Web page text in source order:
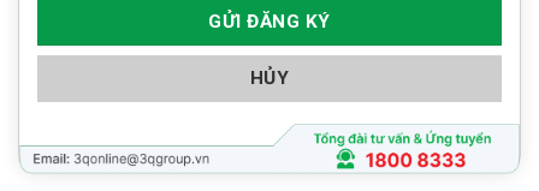
HỦY